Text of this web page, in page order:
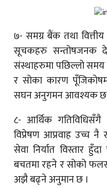
७- समग्र बैंक तथा वित्तीय
सूचकहरु सन्तोषजनक
संस्थाहरुमा पछिल्लो
र सोका कारण
सघन अनुगमन आवश्यक छ
८- आर्थिक
विप्रेषण आप्रवाह उच्च
सेवा निर्यात विस्तार
बचतमा रहने र सोको
अझै बढ्ने अनुमान छ ।